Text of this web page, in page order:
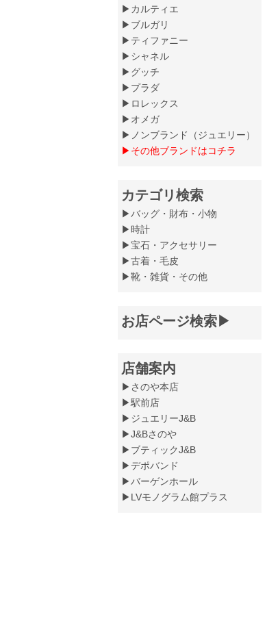
▶カルティエ
▶ブルガリ
▶ティファニー
▶シャネル
▶グッチ
▶プラダ
▶ロレックス
▶オメガ
▶ノンブランド（ジュエリー）
▶その他ブランドはコチラ
カテゴリ検索
▶バッグ・財布・小物
▶時計
▶宝石・アクセサリー
▶古着・毛皮
▶靴・雑貨・その他
お店ページ検索▶
店舗案内
▶さのや本店
▶駅前店
▶ジュエリーJ&B
▶J&Bさのや
▶ブティックJ&B
▶デポバンド
▶バーゲンホール
▶LVモノグラム館プラス